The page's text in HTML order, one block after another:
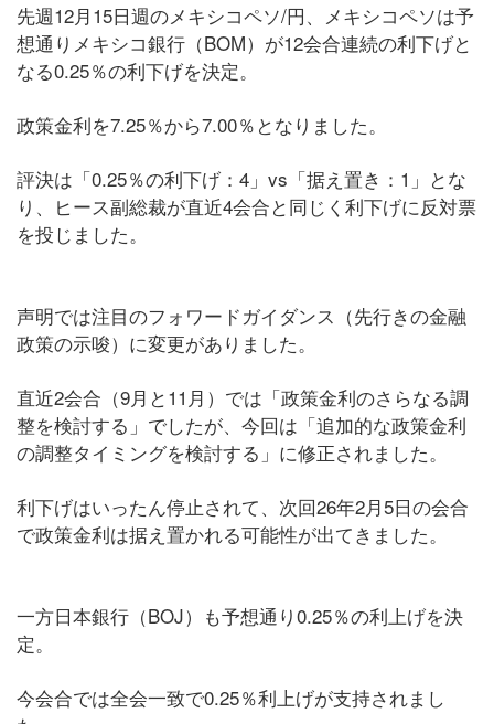
先週12月15日週のメキシコペソ/円、メキシコペソは予
想通りメキシコ銀行（BOM）が12会合連続の利下げと
なる0.25％の利下げを決定。
政策金利を7.25％から7.00％となりました。
評決は「0.25％の利下げ：4」vs「据え置き：1」とな
り、ヒース副総裁が直近4会合と同じく利下げに反対票
を投じました。
声明では注目のフォワードガイダンス（先行きの金融
政策の示唆）に変更がありました。
直近2会合（9月と11月）では「政策金利のさらなる調
整を検討する」でしたが、今回は「追加的な政策金利
の調整タイミングを検討する」に修正されました。
利下げはいったん停止されて、次回26年2月5日の会合
で政策金利は据え置かれる可能性が出てきました。
一方日本銀行（BOJ）も予想通り0.25％の利上げを決
定。
今会合では全会一致で0.25％利上げが支持されまし